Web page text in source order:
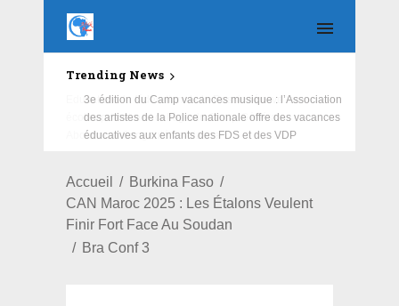
Trending News
Education : la fédération de la Russie rénove les
écoles primaire et collège du Camp Général
Aboubacar Sangoulé Lamizana
Accueil
Burkina Faso
CAN Maroc 2025 : Les Étalons Veulent
Finir Fort Face Au Soudan
Bra Conf 3